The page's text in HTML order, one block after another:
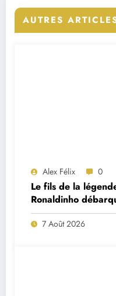
AUTRES
Alex Félix 0
Le fils de la
Ronaldinho
7 Août 2026